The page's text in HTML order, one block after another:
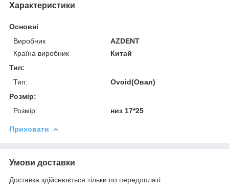
Характеристики
Основні
Виробник
AZDENT
Країна виробник
Китай
Тип:
Тип:
Ovoid(Овал)
Розмір:
Розмір:
низ 17*25
Приховати
Умови доставки
Доставка здійснюється тільки по передоплаті.